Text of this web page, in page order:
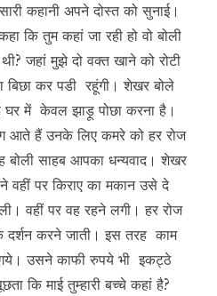
कहानी अपने दोस्त को सुनाई।
कि तुम कहां जा रही हो वो बोली
जहां मुझे दो वक्त खाने को रोटी
बिछा कर पडी रहूंगी। शेखर बोले
घर में केवल झाड़ू पोछा करना है।
आते हैं उनके लिए कमरे को हर रोज
साहब आपका धन्यवाद। शेखर
पर किराए का मकान उसे दे
वहीं पर वह रहने लगी। हर रोज
करने जाती। इस तरह काम
उसने काफी रुपये भी इकट्ठे
कि माई तुम्हारी बच्चे कहां है?